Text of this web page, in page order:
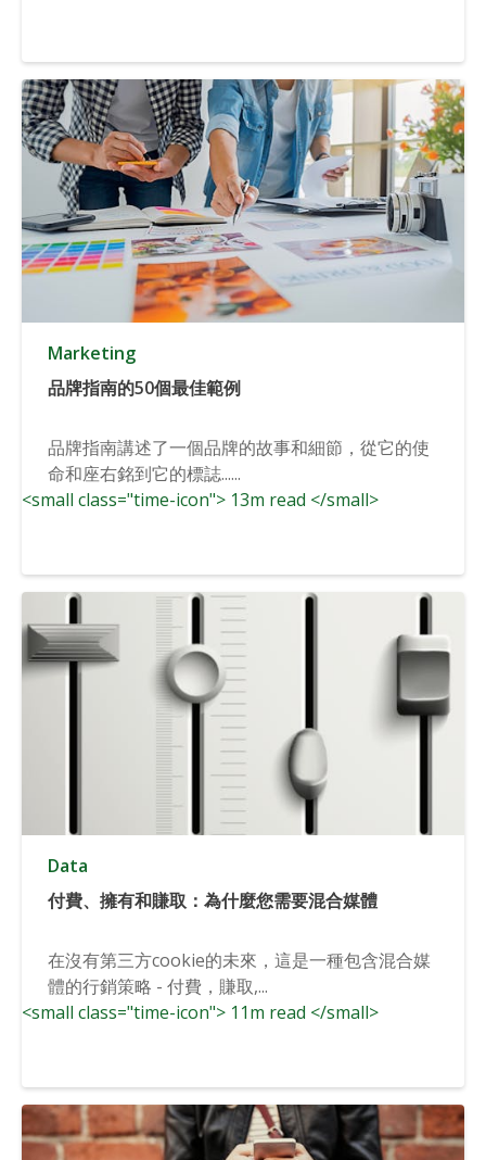
Marketing
品牌指南的50個最佳範例
品牌指南講述了一個品牌的故事和細節，從它的使
命和座右銘到它的標誌......
<small class="time-icon"> 13m read </small>
Data
付費、擁有和賺取：為什麼您需要混合媒體
在沒有第三方cookie的未來，這是一種包含混合媒
體的行銷策略 - 付費，賺取,...
<small class="time-icon"> 11m read </small>